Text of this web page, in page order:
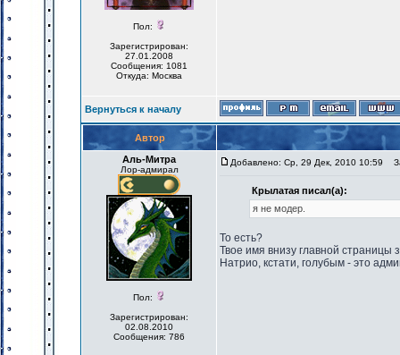
Пол:
Зарегистрирован:
27.01.2008
Сообщения: 1081
Откуда: Москва
Вернуться к началу
Автор
Аль-Митра
Лор-адмирал
Пол:
Зарегистрирован:
02.08.2010
Сообщения: 786
Добавлено: Ср, 29 Дек, 2010 10:59
Крылатая писал(а):
я не модер.
То есть?
Твое имя внизу главной
Натрио, кстати, голубым - это